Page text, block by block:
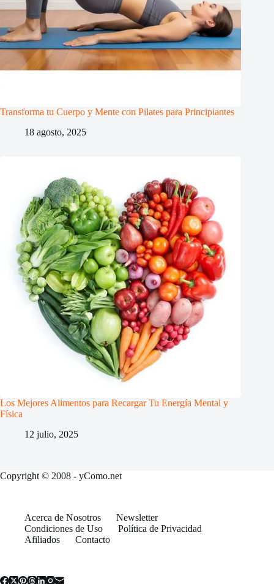
Transforma tu Cuerpo y Mente con Pilates para Principiantes
18 agosto, 2025
Los Mejores Alimentos para Recargar Tu Energía Mental y
Física
12 julio, 2025
Copyright © 2008 - yComo.net
Acerca de Nosotros
Newsletter
Condiciones de Uso
Política de Privacidad
Afiliados
Contacto